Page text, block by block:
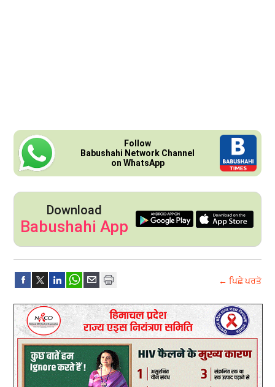
Follow
Babushahi Network Channel
on WhatsApp
Download
Babushahi App
← ਪਿਛੇ ਪਰਤੋ